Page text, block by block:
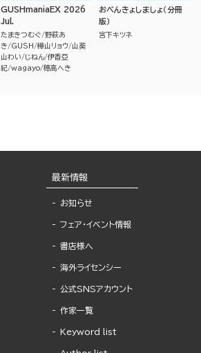
GUSHmaniaEX 2026
Jul.
たまきつむぐ 野萩あ
き
GUSH 樺山リョウ 山葵
山わい
じねん 伊香亞
紀 wagayo 穂高へき
おべんきょしましょ（分冊
版）
宮下キツネ
最新情報
お知らせ
フェア・イベント情報
書店様へ
海外ライセンシー
公式SNSアカウント
作家一覧
Keyword list